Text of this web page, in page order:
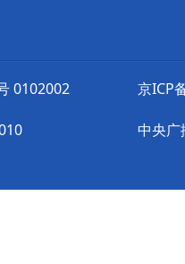
0102002 京ICP
中央广